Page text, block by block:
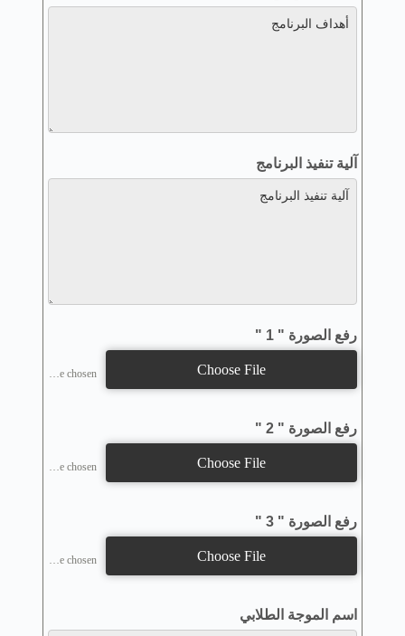
آلية تنفيذ البرنامج
رفع الصورة " 1 "
Choose File
No file chosen
رفع الصورة " 2 "
Choose File
No file chosen
رفع الصورة " 3 "
Choose File
No file chosen
اسم الموجة الطلابي